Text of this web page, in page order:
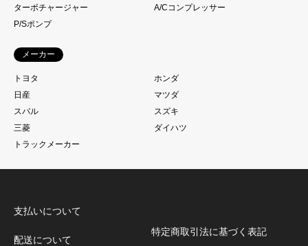
ターボチャージャー
A/Cコンプレッサー
P/Sポンプ
メーカー
トヨタ
ホンダ
日産
マツダ
スバル
スズキ
三菱
ダイハツ
トラックメーカー
支払いについて
配送について
特定商取引法に基づく表記